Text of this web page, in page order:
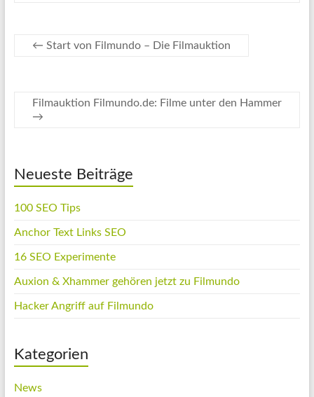
← Start von Filmundo – Die Filmauktion
Filmauktion Filmundo.de: Filme unter den Hammer
→
Neueste Beiträge
100 SEO Tips
Anchor Text Links SEO
16 SEO Experimente
Auxion & Xhammer gehören jetzt zu Filmundo
Hacker Angriff auf Filmundo
Kategorien
News